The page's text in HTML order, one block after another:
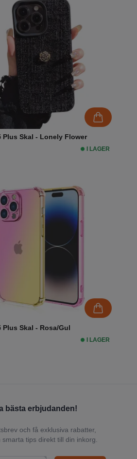
Plus Skal - Lonely Flower
I LAGER
Plus Skal - Rosa/Gul
I LAGER
bästa erbjudanden!
och få exklusiva rabatter,
tips direkt till din inkorg.